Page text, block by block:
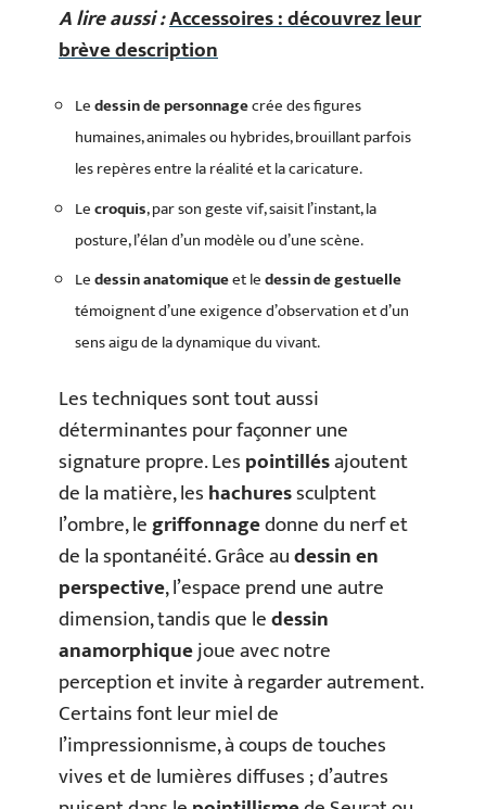
A lire aussi :Accessoires : découvrez leur
brève description
Ledessin de personnagecrée des figures
humaines, animales ou hybrides, brouillant parfois
les repères entre la réalité et la caricature.
Lecroquis, par son geste vif, saisit l’instant, la
posture, l’élan d’un modèle ou d’une scène.
Ledessin anatomiqueet ledessin de gestuelle
témoignent d’une exigence d’observation et d’un
sens aigu de la dynamique du vivant.
Les techniques sont tout aussi
déterminantes pour façonner une
signature propre. Lespointillésajoutent
de la matière, leshachuressculptent
l’ombre, legriffonnagedonne du nerf et
de la spontanéité. Grâce audessin en
perspective, l’espace prend une autre
dimension, tandis que ledessin
anamorphiquejoue avec notre
perception et invite à regarder autrement.
Certains font leur miel de
l’impressionnisme, à coups de touches
vives et de lumières diffuses ; d’autres